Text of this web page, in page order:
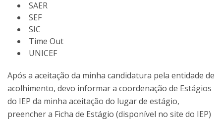
SAER
SEF
SIC
Time Out
UNICEF
Após a aceitação da minha candidatura pela entidade de
acolhimento, devo informar a coordenação de Estágios
do IEP da minha aceitação do lugar de estágio,
preencher a Ficha de Estágio (disponível no site do IEP)